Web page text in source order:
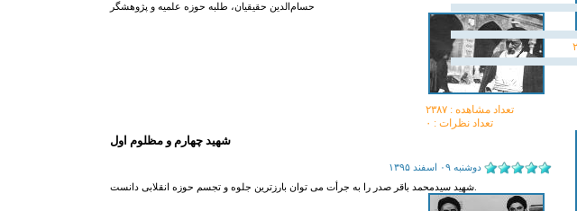
حسام‌الدین حقیقیان، طلبه حوزه علمیه و پژوهشگر
تعداد مشاهده :‌ ۲۳۸۷
تعداد نظرات : ۰
شهيد چهارم و مظلوم اول